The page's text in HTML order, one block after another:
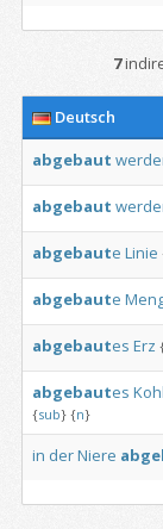
7
Deutsch
abgebaut
abgebaut
abgebaute Linie
abgebaute
abgebautes Erz
abgebautes
{sub} {n}
in derNiere